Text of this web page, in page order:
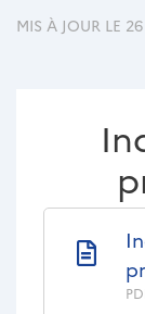
MIS À JOUR LE